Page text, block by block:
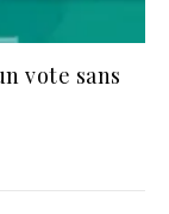
vote sans